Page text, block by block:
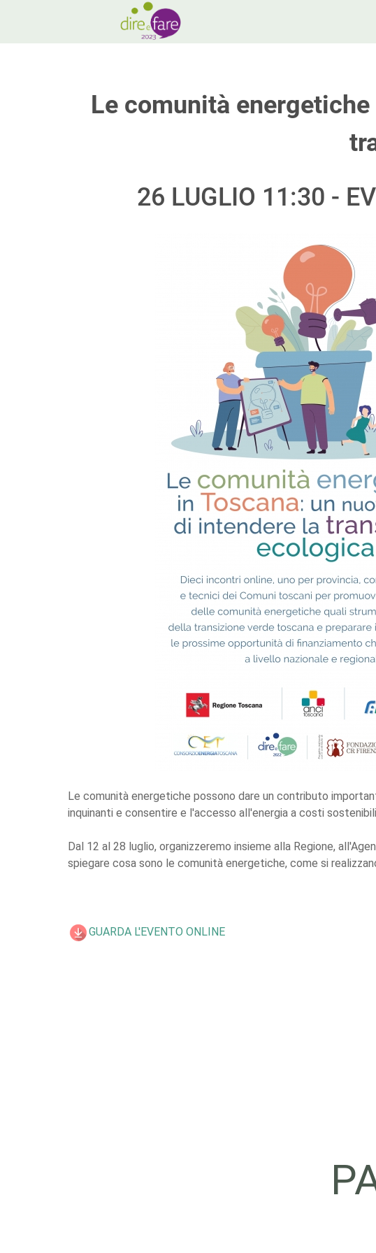
Le comunità
26 LUGLIO 11:30 -
Le comunità energetiche possono dare un contributo
inquinanti e consentire e l'accesso all'energia a costi
Dal 12 al 28 luglio, organizzeremo insieme alla Regione,
spiegare cosa sono le comunità energetiche, come si
GUARDA L'EVENTO ONLINE